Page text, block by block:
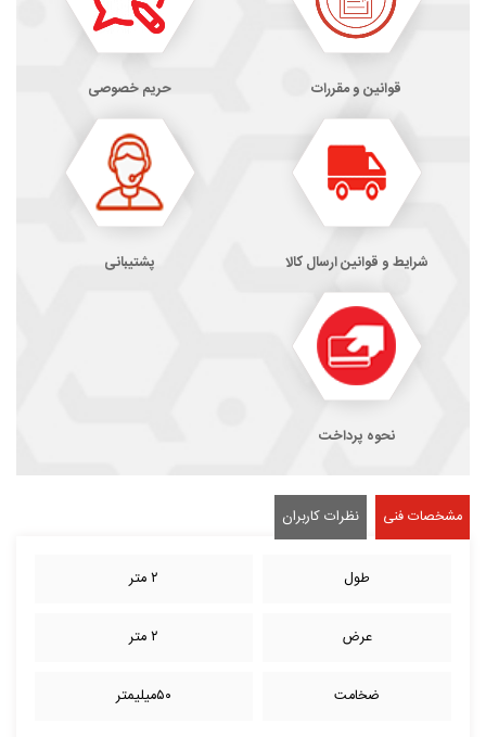
قوانین و مقررات حریم خصوصی
شرایط و قوانین ارسال کالا پشتیبانی
نحوه پرداخت
مشخصات فنی نظرات کاربران
طول ۲ متر
عرض ۲ متر
ضخامت ۵۰میلیمتر